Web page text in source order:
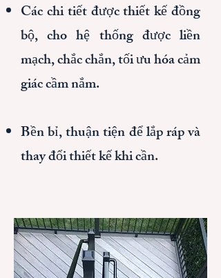
Các chi tiết được thiết kế đồng
bộ, cho hệ thống được liền
mạch, chắc chắn, tối ưu hóa cảm
giác cầm nắm.​
Bền bỉ, thuận tiện để lắp ráp và
thay đổi thiết kế khi cần.